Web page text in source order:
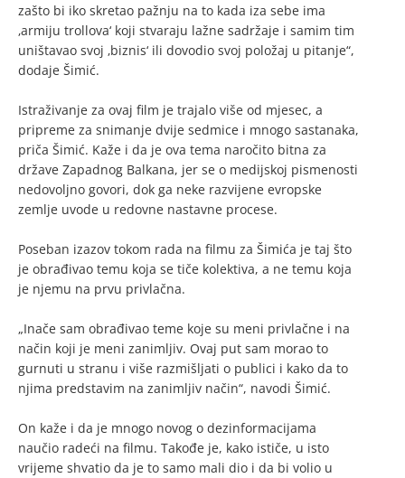
zašto bi iko skretao pažnju na to kada iza sebe ima
‚armiju trollova‘ koji stvaraju lažne sadržaje i samim tim
uništavao svoj ‚biznis‘ ili dovodio svoj položaj u pitanje“,
dodaje Šimić.
Istraživanje za ovaj film je trajalo više od mjesec, a
pripreme za snimanje dvije sedmice i mnogo sastanaka,
priča Šimić. Kaže i da je ova tema naročito bitna za
države Zapadnog Balkana, jer se o medijskoj pismenosti
nedovoljno govori, dok ga neke razvijene evropske
zemlje uvode u redovne nastavne procese.
Poseban izazov tokom rada na filmu za Šimića je taj što
je obrađivao temu koja se tiče kolektiva, a ne temu koja
je njemu na prvu privlačna.
„Inače sam obrađivao teme koje su meni privlačne i na
način koji je meni zanimljiv. Ovaj put sam morao to
gurnuti u stranu i više razmišljati o publici i kako da to
njima predstavim na zanimljiv način“, navodi Šimić.
On kaže i da je mnogo novog o dezinformacijama
naučio radeći na filmu. Takođe je, kako ističe, u isto
vrijeme shvatio da je to samo mali dio i da bi volio u